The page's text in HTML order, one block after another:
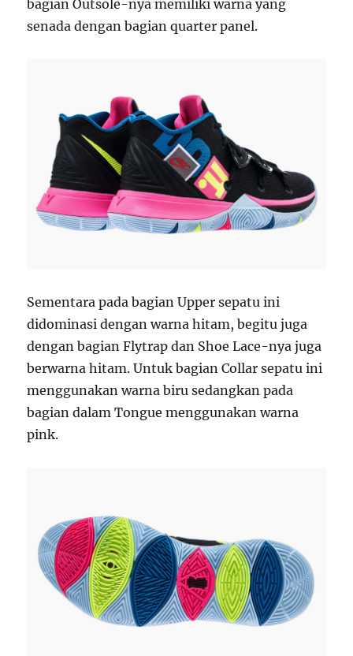
bagian Outsole-nya memiliki warna yang
senada dengan bagian quarter panel.
Sementara pada bagian Upper sepatu ini
didominasi dengan warna hitam, begitu juga
dengan bagian Flytrap dan Shoe Lace-nya juga
berwarna hitam. Untuk bagian Collar sepatu ini
menggunakan warna biru sedangkan pada
bagian dalam Tongue menggunakan warna
pink.